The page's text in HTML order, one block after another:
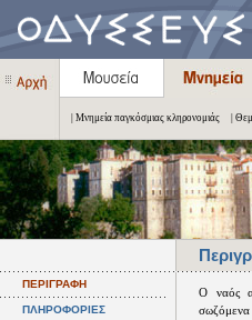
| Μνημεία παγκόσμιας κληρονομιάς |
ΠΕΡΙΓΡΑΦΗ
ΠΛΗΡΟΦΟΡΙΕΣ
Ο ναός